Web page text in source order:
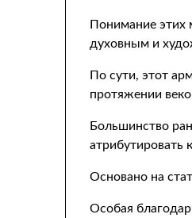
Понимание этих
духовным и
По сути, этот
протяжении
Большинство
атрибутировать
Основано на
Особая